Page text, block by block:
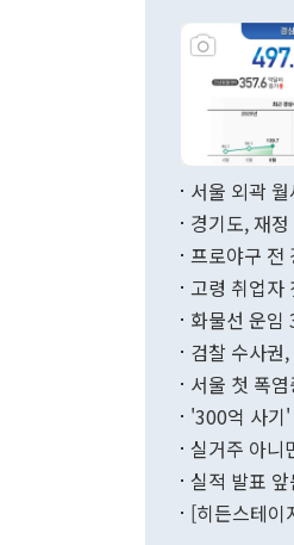
서울 외곽
경기도, 재
프로야구 전
고령 취업자
화물선 운임
검찰 수사권
서울 첫 폭
'300억 사기
실거주 아니
실적 발표
[히든스테이